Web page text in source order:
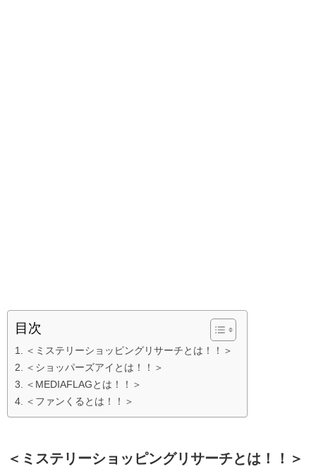
目次
＜ミステリーショッピングリサーチとは！！＞
＜ショッパーズアイとは！！＞
＜MEDIAFLAGとは！！＞
＜ファンくるとは！！＞
＜ミステリーショッピングリサーチとは！！＞